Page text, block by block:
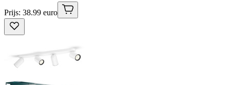
Prijs: 38.99 euro